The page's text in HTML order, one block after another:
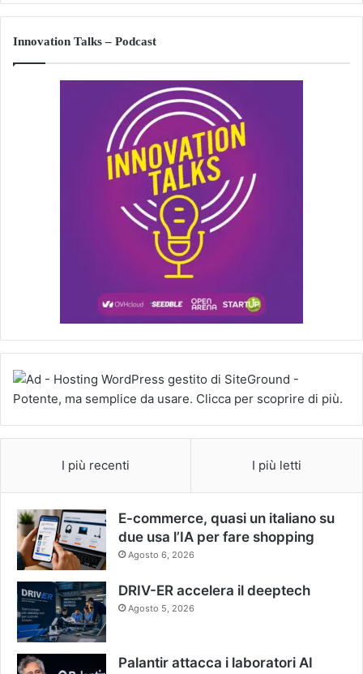
Innovation Talks – Podcast
I più recenti I più letti
E-commerce, quasi un italiano su
due usa l’IA per fare shopping
Agosto 6, 2026
DRIV-ER accelera il deeptech
Agosto 5, 2026
Palantir attacca i laboratori AI